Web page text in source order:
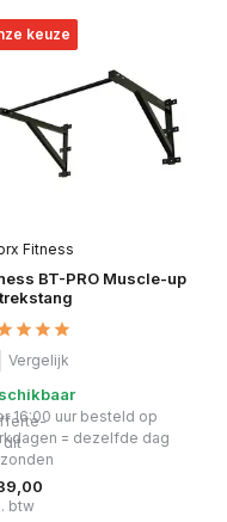
dit
keuze
Fitness
BT-PRO Muscle-up
Vergelijk
16:00 uur besteld op
= dezelfde dag
btw